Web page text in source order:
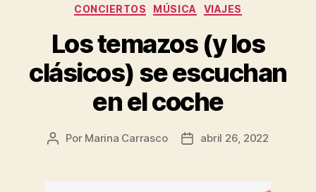
Categorías
CONCIERTOS MÚSICA VIAJES
Los temazos (y los
clásicos) se escuchan
en el coche
Autor
entrada
Por Marina Carrasco
Fecha
entrada
abril 26, 2022